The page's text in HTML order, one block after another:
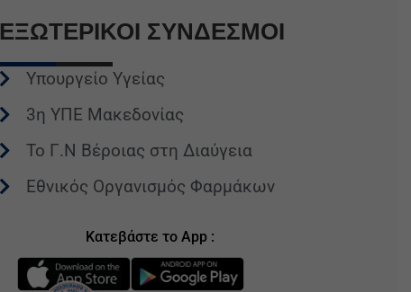
ΕΞΩΤΕΡΙΚΟΙ ΣΥΝΔΕΣΜΟΙ
Υπουργείο Υγείας
3η ΥΠΕ Μακεδονίας
Το Γ.Ν Βέροιας στη Διαύγεια
Εθνικός Οργανισμός Φαρμάκων
Κατεβάστε το App :